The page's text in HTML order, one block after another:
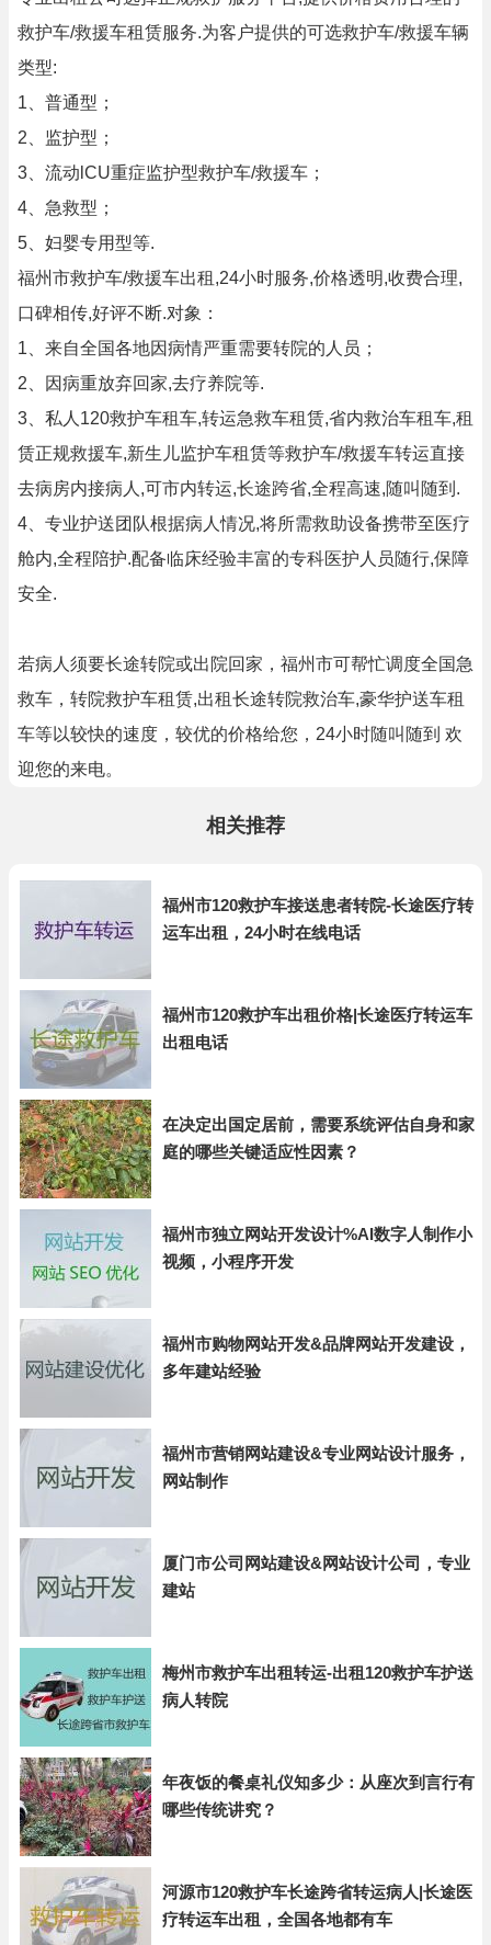
救护车/救援车租赁服务.为客户提供的可选救护车/救援车辆
类型:
1、普通型；
2、监护型；
3、流动lCU重症监护型救护车/救援车；
4、急救型；
5、妇婴专用型等.
福州市救护车/救援车出租,24小时服务,价格透明,收费合理,
口碑相传,好评不断.对象：
1、来自全国各地因病情严重需要转院的人员；
2、因病重放弃回家,去疗养院等.
3、私人120救护车租车,转运急救车租赁,省内救治车租车,租
赁正规救援车,新生儿监护车租赁等救护车/救援车转运直接
去病房内接病人,可市内转运,长途跨省,全程高速,随叫随到.
4、专业护送团队根据病人情况,将所需救助设备携带至医疗
舱内,全程陪护.配备临床经验丰富的专科医护人员随行,保障
安全.
若病人须要长途转院或出院回家，福州市可帮忙调度全国急
救车，转院救护车租赁,出租长途转院救治车,豪华护送车租
车等以较快的速度，较优的价格给您，24小时随叫随到 欢
迎您的来电。
相关推荐
福州市120救护车接送患者转院-长途医疗转
运车出租，24小时在线电话
福州市120救护车出租价格|长途医疗转运车
出租电话
在决定出国定居前，需要系统评估自身和家
庭的哪些关键适应性因素？
福州市独立网站开发设计%AI数字人制作小
视频，小程序开发
福州市购物网站开发&品牌网站开发建设，
多年建站经验
福州市营销网站建设&专业网站设计服务，
网站制作
厦门市公司网站建设&网站设计公司，专业
建站
梅州市救护车出租转运-出租120救护车护送
病人转院
年夜饭的餐桌礼仪知多少：从座次到言行有
哪些传统讲究？
河源市120救护车长途跨省转运病人|长途医
疗转运车出租，全国各地都有车